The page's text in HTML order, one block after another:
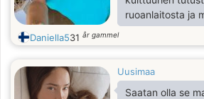
ruoanlaitosta ja
ihmistä, jonka
Daniella531 år gammel
Uusimaa
Saatan olla se